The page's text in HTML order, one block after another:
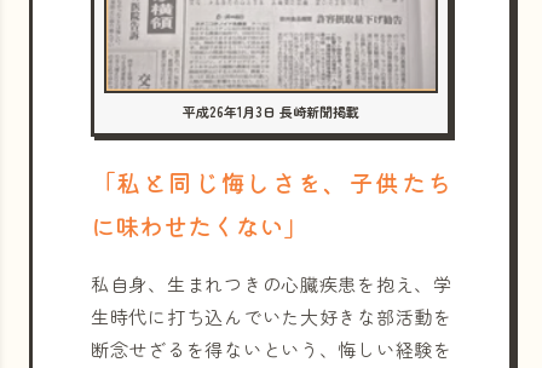
平成26年1月3日 長崎新聞掲載
「私と同じ悔しさを、子供たち
に味わせたくない」
私自身、生まれつきの心臓疾患を抱え、学
生時代に打ち込んでいた大好きな部活動を
断念せざるを得ないという、悔しい経験を